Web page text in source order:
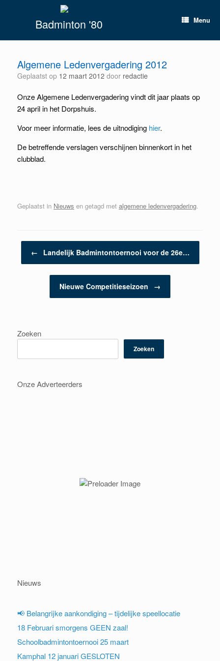
Badminton '80 Menu
Algemene Ledenvergadering 2012
Geplaatst op 12 maart 2012 door redactie
Onze Algemene Ledenvergadering vindt dit jaar plaats op
24 april in het Dorpshuis.
Voor meer informatie, lees de uitnodiging hier.
De betreffende verslagen verschijnen binnenkort in het
clubblad.
Geplaatst in Nieuws en getagd met algemene ledenvergadering.
Berichtnavigatie
← Landelijk Badmintontoernooi voor de 26e…
Nieuwe Competitieseizoen →
Zoeken
Zoeken
Onze Adverteerders
Nieuws
📢 Belangrijke aankondiging – tijdelijke speellocatie
18 Februari smorgens GEEN zaal!
Schoolbadmintontoernooi 25 maart
Kamphal 12 januari GESLOTEN